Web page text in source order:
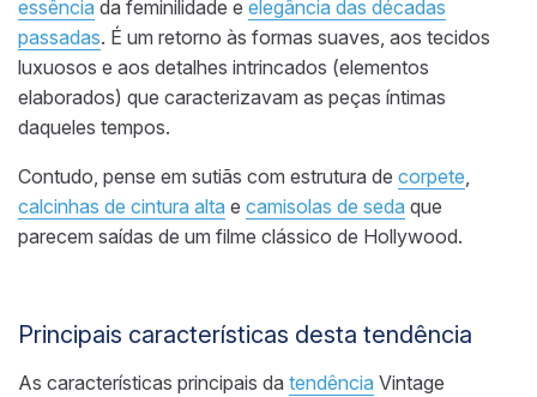
essência da feminilidade e elegância das décadas
passadas. É um retorno às formas suaves, aos tecidos
luxuosos e aos detalhes intrincados (elementos
elaborados) que caracterizavam as peças íntimas
daqueles tempos.
Contudo, pense em sutiãs com estrutura de corpete,
calcinhas de cintura alta e camisolas de seda que
parecem saídas de um filme clássico de Hollywood.
Principais características desta tendência
As características principais da tendência Vintage